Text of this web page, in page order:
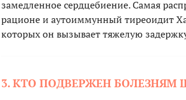
замедленное сердцебиение. Самая
рационе и аутоиммунный тиреоидит
которых он вызывает тяжелую
3. КТО ПОДВЕРЖЕН